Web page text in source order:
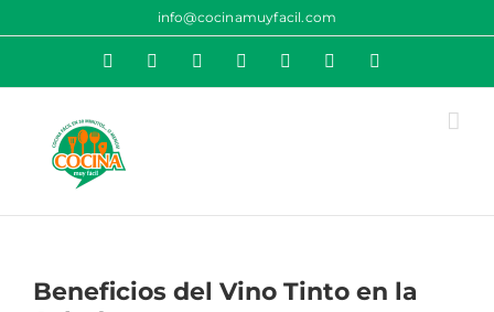
info@cocinamuyfacil.com
Correo YouTubePinterestInstagram
Beneficios del Vino Tinto en la